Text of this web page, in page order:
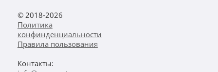
© 2018-2026
Политика
конфинденциальности
Правила пользования
Контакты: